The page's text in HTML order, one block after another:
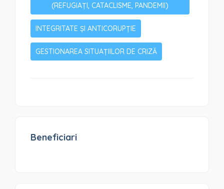
(REFUGIAȚI, CATACLISME, PANDEMII)
INTEGRITATE ȘI ANTICORUPȚIE
GESTIONAREA SITUAȚIILOR DE CRIZĂ
Beneficiari